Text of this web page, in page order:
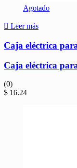
Agotado
Leer más
Caja eléctrica
Caja eléctrica
(0)
$ 16.24